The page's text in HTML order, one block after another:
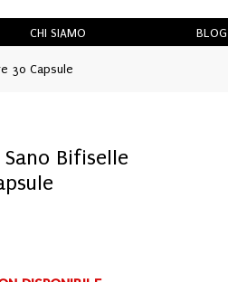
CHI SIAMO BLOG
30 Capsule
Bifiselle